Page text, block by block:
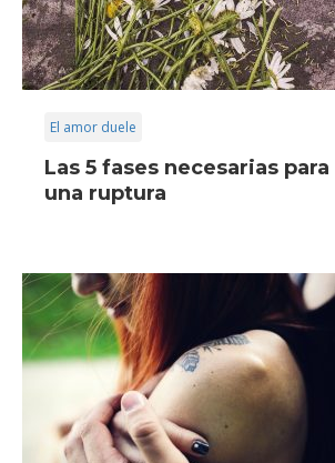
El amor duele
Las 5 fases necesarias
una ruptura